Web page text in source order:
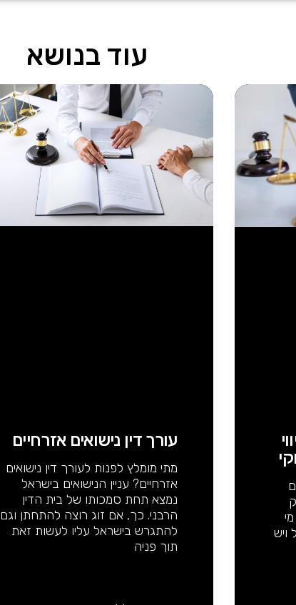
עוד בנושא
ויש
עורך דין נישואים אזרחיים
מתי מומלץ לפנות לעורך דין נישואים
אזרחיים? עניין הנישואים בישראל
נמצא תחת סמכותו של בית הדין
הרבני. כך, אם זוג רוצה להתחתן וגם
להתגרש בישראל עליו לעשות זאת
תוך פניה